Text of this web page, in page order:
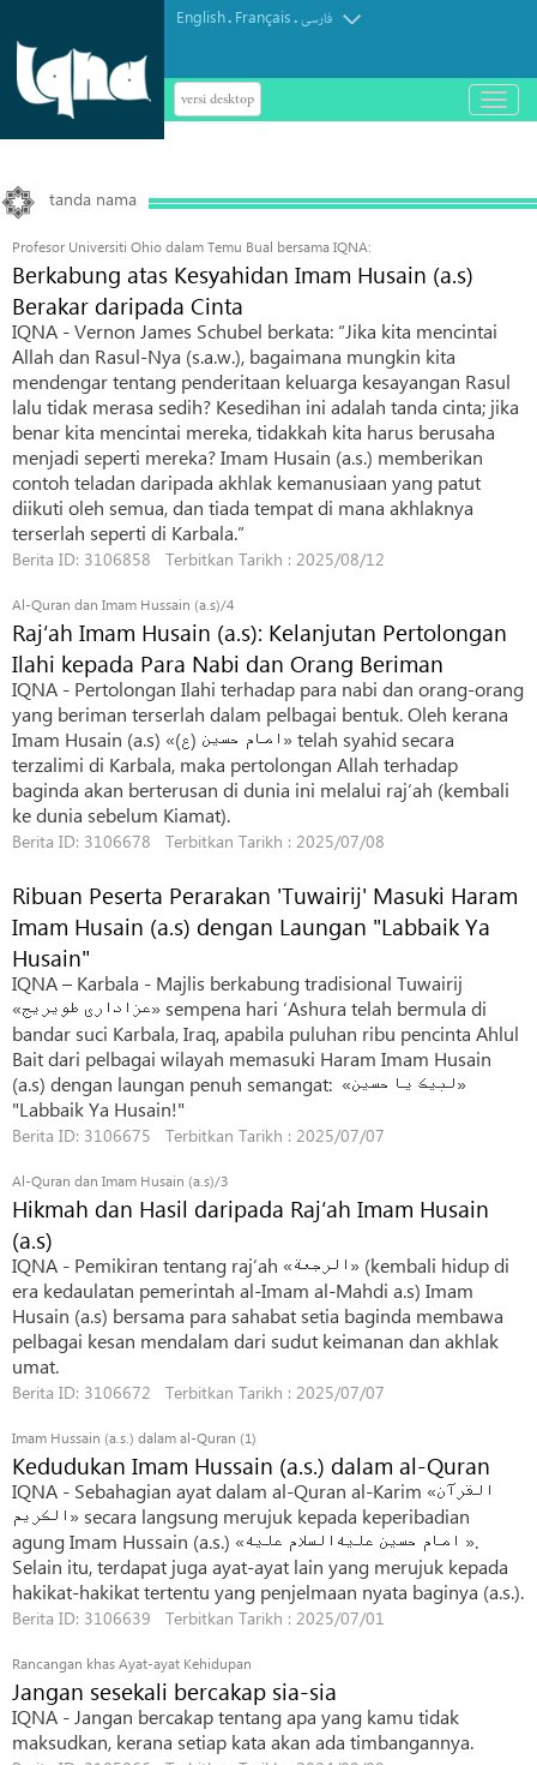
English. Français.فارسی
versi desktop
باز
و
منو
tanda nama
Profesor Universiti Ohio dalam Temu Bual bersama IQNA:
Berkabung atas Kesyahidan Imam Husain (a.s)
Berakar daripada Cinta
IQNA - Vernon James Schubel berkata: “Jika kita mencintai
Allah dan Rasul-Nya (s.a.w.), bagaimana mungkin kita
mendengar tentang penderitaan keluarga kesayangan Rasul
lalu tidak merasa sedih? Kesedihan ini adalah tanda cinta; jika
benar kita mencintai mereka, tidakkah kita harus berusaha
menjadi seperti mereka? Imam Husain (a.s.) memberikan
contoh teladan daripada akhlak kemanusiaan yang patut
diikuti oleh semua, dan tiada tempat di mana akhlaknya
terserlah seperti di Karbala.”
Berita ID: 3106858 Terbitkan Tarikh : 2025/08/12
Al-Quran dan Imam Hussain (a.s)/4
Raj‘ah Imam Husain (a.s): Kelanjutan Pertolongan
Ilahi kepada Para Nabi dan Orang Beriman
IQNA - Pertolongan Ilahi terhadap para nabi dan orang-orang
yang beriman terserlah dalam pelbagai bentuk. Oleh kerana
Imam Husain (a.s) «امام حسین (ع)» telah syahid secara
terzalimi di Karbala, maka pertolongan Allah terhadap
baginda akan berterusan di dunia ini melalui raj‘ah (kembali
ke dunia sebelum Kiamat).
Berita ID: 3106678 Terbitkan Tarikh : 2025/07/08
Ribuan Peserta Perarakan 'Tuwairij' Masuki Haram
Imam Husain (a.s) dengan Laungan "Labbaik Ya
Husain"
IQNA – Karbala - Majlis berkabung tradisional Tuwairij
«عزاداری طویریج» sempena hari ‘Ashura telah bermula di
bandar suci Karbala, Iraq, apabila puluhan ribu pencinta Ahlul
Bait dari pelbagai wilayah memasuki Haram Imam Husain
(a.s) dengan laungan penuh semangat: «لبیک یا حسین»
"Labbaik Ya Husain!"
Berita ID: 3106675 Terbitkan Tarikh : 2025/07/07
Al-Quran dan Imam Husain (a.s)/3
Hikmah dan Hasil daripada Raj‘ah Imam Husain
(a.s)
IQNA - Pemikiran tentang raj‘ah «الرجعة» (kembali hidup di
era kedaulatan pemerintah al-Imam al-Mahdi a.s) Imam
Husain (a.s) bersama para sahabat setia baginda membawa
pelbagai kesan mendalam dari sudut keimanan dan akhlak
umat.
Berita ID: 3106672 Terbitkan Tarikh : 2025/07/07
Imam Hussain (a.s.) dalam al-Quran (1)
Kedudukan Imam Hussain (a.s.) dalam al-Quran
IQNA - Sebahagian ayat dalam al-Quran al-Karim «القرآن
الکریم» secara langsung merujuk kepada keperibadian
agung Imam Hussain (a.s.) «امام حسین علیه‌السلام علیه ».
Selain itu, terdapat juga ayat-ayat lain yang merujuk kepada
hakikat-hakikat tertentu yang penjelmaan nyata baginya (a.s.).
Berita ID: 3106639 Terbitkan Tarikh : 2025/07/01
Rancangan khas Ayat-ayat Kehidupan
Jangan sesekali bercakap sia-sia
IQNA - Jangan bercakap tentang apa yang kamu tidak
maksudkan, kerana setiap kata akan ada timbangannya.